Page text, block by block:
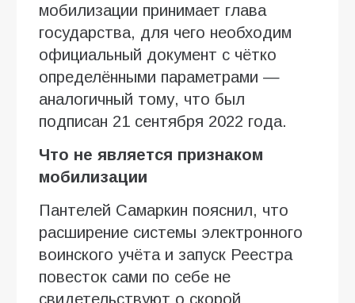
мобилизации принимает глава
государства, для чего необходим
официальный документ с чётко
определёнными параметрами —
аналогичный тому, что был
подписан 21 сентября 2022 года.
Что не является признаком
мобилизации
Пантелей Самаркин пояснил, что
расширение системы электронного
воинского учёта и запуск Реестра
повесток сами по себе не
свидетельствуют о скорой